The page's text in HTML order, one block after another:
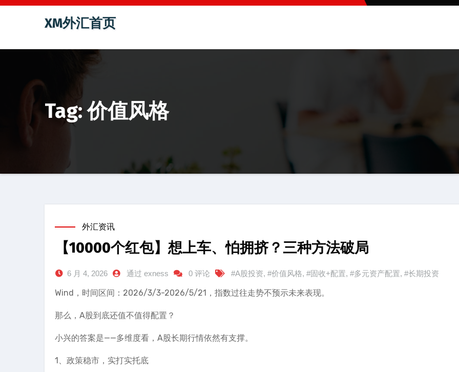
跳
容
XM外汇首页
Tag: 价值风格
外汇资讯
【10000个红包】想上车、怕拥挤？三种方法破局
6 月 4, 2026 通过 exness 0 评论 #A股投资, #价值风格, #固收+配置, #多元资产配置, #长期投资
Wind，时间区间：2026/3/3-2026/5/21，指数过往走势不预示未来表现。
那么，A股到底还值不值得配置？
小兴的答案是——多维度看，A股长期行情依然有支撑。
1、政策稳市，实打实托底